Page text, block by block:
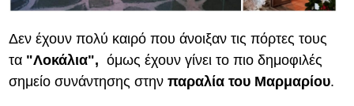
Δεν έχουν πολύ καιρό που άνοιξαν τις πόρτες τους
τα "Λοκάλια", όμως έχουν γίνει το πιο δημοφιλές
σημείο συνάντησης στηνπαραλία του Μαρμαρίου.